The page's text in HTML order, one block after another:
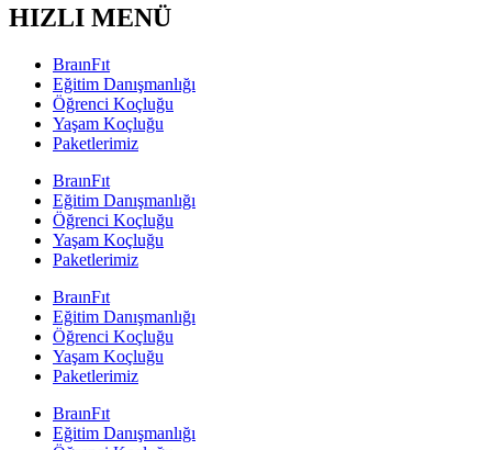
HIZLI MENÜ
BraınFıt
Eğitim Danışmanlığı
Öğrenci Koçluğu
Yaşam Koçluğu
Paketlerimiz
BraınFıt
Eğitim Danışmanlığı
Öğrenci Koçluğu
Yaşam Koçluğu
Paketlerimiz
BraınFıt
Eğitim Danışmanlığı
Öğrenci Koçluğu
Yaşam Koçluğu
Paketlerimiz
BraınFıt
Eğitim Danışmanlığı